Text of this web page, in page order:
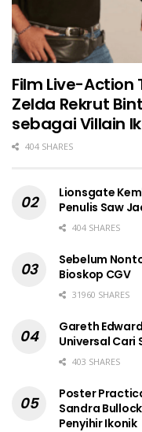
Film Live-Action
Zelda Rekrut
sebagai Villain
404 SHARES
Lionsgate
Penulis Saw
404 SHARES
Sebelum
Bioskop CGV
31960 SHARES
Gareth
Universal Cari
403 SHARES
Poster
Sandra
Penyihir Ikonik